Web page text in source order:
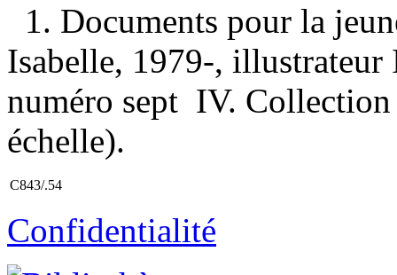
1. Documents pour la
Isabelle, 1979-,
numéro sept IV.
échelle).
C843/.54
Confidentialité